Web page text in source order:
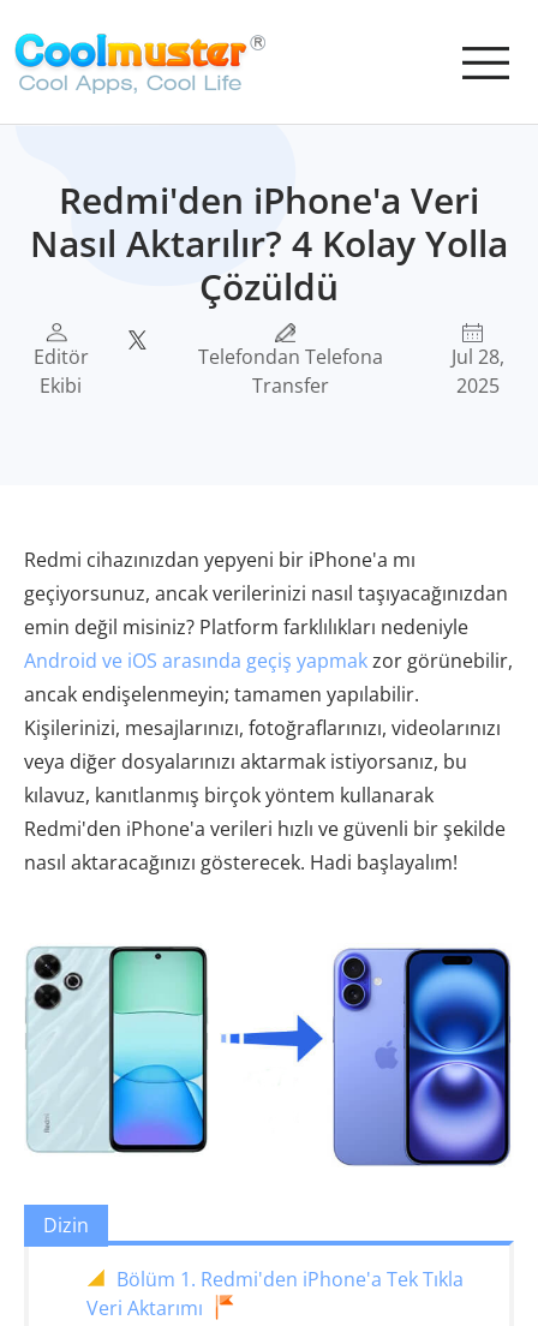
Redmi'den iPhone'a Veri
Nasıl Aktarılır? 4 Kolay Yolla
Çözüldü
Editör
Ekibi
Telefondan Telefona
Transfer
Jul 28,
2025
Redmi cihazınızdan yepyeni bir iPhone'a mı
geçiyorsunuz, ancak verilerinizi nasıl taşıyacağınızdan
emin değil misiniz? Platform farklılıkları nedeniyle
Android ve iOS arasında geçiş yapmakzor görünebilir,
ancak endişelenmeyin; tamamen yapılabilir.
Kişilerinizi, mesajlarınızı, fotoğraflarınızı, videolarınızı
veya diğer dosyalarınızı aktarmak istiyorsanız, bu
kılavuz, kanıtlanmış birçok yöntem kullanarak
Redmi'den iPhone'a verileri hızlı ve güvenli bir şekilde
nasıl aktaracağınızı gösterecek. Hadi başlayalım!
Dizin
Bölüm 1. Redmi'den iPhone'a Tek Tıkla
Veri Aktarımı